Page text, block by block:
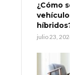
¿Cómo
julio 23,